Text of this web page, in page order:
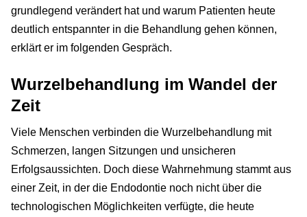
grundlegend verändert hat und warum Patienten heute
deutlich entspannter in die Behandlung gehen können,
erklärt er im folgenden Gespräch.
Wurzelbehandlung im Wandel der
Zeit
Viele Menschen verbinden die Wurzelbehandlung mit
Schmerzen, langen Sitzungen und unsicheren
Erfolgsaussichten. Doch diese Wahrnehmung stammt aus
einer Zeit, in der die Endodontie noch nicht über die
technologischen Möglichkeiten verfügte, die heute